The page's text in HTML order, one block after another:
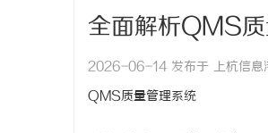
全面解析QMS
2026-06-14 发布于 上杭信息
QMS质量管理系统